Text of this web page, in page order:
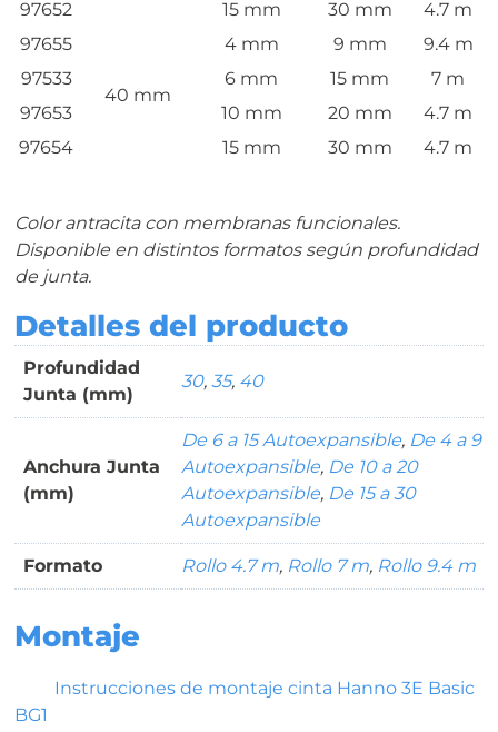
97652
15 mm 30 mm
4.7 m
97655
40 mm
4 mm 9 mm
9.4 m
97533
6 mm 15 mm
7 m
97653
10 mm 20 mm
4.7 m
97654
15 mm 30 mm 4.7 m
Color antracita con membranas funcionales.
Disponible en distintos formatos según profundidad
de junta.
Detalles del producto
Profundidad
Junta (mm)
30, 35, 40
Anchura Junta
(mm)
De 6 a 15 Autoexpansible, De 4 a 9
Autoexpansible, De 10 a 20
Autoexpansible, De 15 a 30
Autoexpansible
Formato Rollo 4.7 m, Rollo 7 m, Rollo 9.4 m
Montaje
Instrucciones de montaje cinta Hanno 3E Basic
BG1